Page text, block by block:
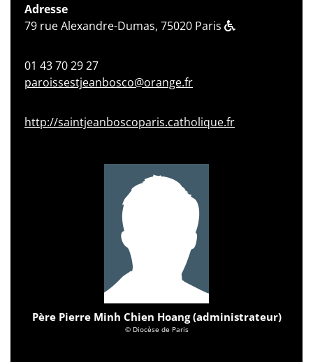
Adresse
79 rue Alexandre-Dumas, 75020 Paris
01 43 70 29 27
paroissestjeanbosco@orange.fr
http://saintjeanboscoparis.catholique.fr
Père Pierre Minh Chien Hoang (administrateur)
© Diocèse de Paris